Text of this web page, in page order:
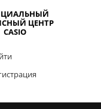
ЦЕНТР
CASIO